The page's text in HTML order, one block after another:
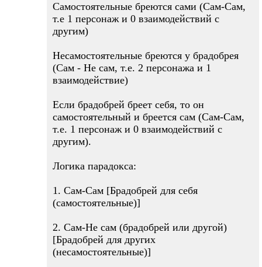
Самостоятельные бреются сами (Сам-Сам,
т.е 1 персонаж и 0 взаимодействий с
другим)
Несамостоятельные бреются у брадобрея
(Сам - Не сам, т.е. 2 персонажа и 1
взаимодействие)
Если брадобрей бреет себя, то он
самостоятельный и бреется сам (Сам-Сам,
т.е. 1 персонаж и 0 взаимодействий с
другим).
Логика парадокса:
1. Сам-Сам [Брадобрей для себя
(самостоятельные)]
2. Сам-Не сам (брадобрей или другой)
[Брадобрей для других
(несамостоятельные)]